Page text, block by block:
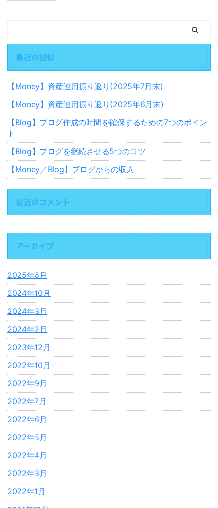
最近の投稿
【Money】資産運用振り返り(2025年7月末)
【Money】資産運用振り返り(2025年6月末)
【Blog】ブログ作成の時間を確保するための7つのポイン
ト
【Blog】ブログを継続させる5つのコツ
【Money／Blog】ブログからの収入
最近のコメント
アーカイブ
2025年8月
2024年10月
2024年3月
2024年2月
2023年12月
2022年10月
2022年9月
2022年7月
2022年6月
2022年5月
2022年4月
2022年3月
2022年1月